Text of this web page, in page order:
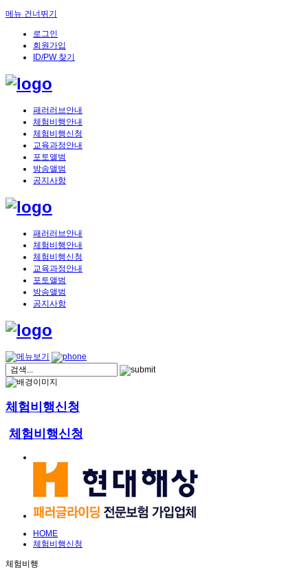
메뉴 건너뛰기
로그인
회원가입
ID/PW 찾기
패러러브안내
체험비행안내
체험비행신청
교육과정안내
포토앨범
방송앨범
공지사항
패러러브안내
체험비행안내
체험비행신청
교육과정안내
포토앨범
방송앨범
공지사항
체험비행신청
체험비행신청
HOME
체험비행신청
체험비행